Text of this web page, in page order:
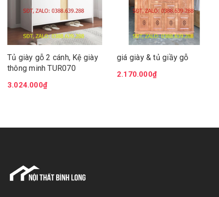
Tủ giày gỗ 2 cánh, Kệ giày
thông minh TUR070
3.024.000₫
giá giày & tủ giầy gỗ
2.170.000₫